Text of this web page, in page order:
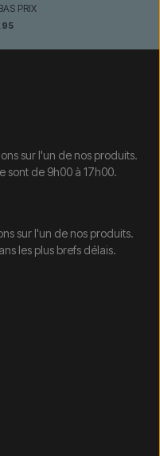
PRIX
sur l'un de nos produits.
sont de 9h00 à 17h00.
sur l'un de nos produits.
les plus brefs délais.